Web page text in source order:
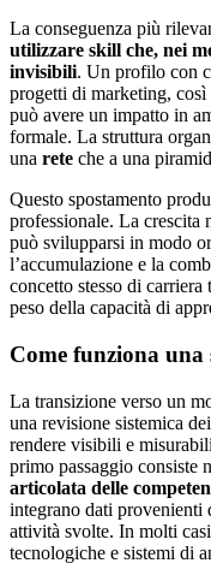
La conseguenza più
utilizzare skill che, nei
invisibili. Un profilo con
progetti di marketing,
può avere un impatto in
formale. La struttura
una rete che a una
Questo spostamento
professionale. La crescita
può svilupparsi in modo
l’accumulazione e la
concetto stesso di
peso della capacità di
Come funziona
La transizione verso un
una revisione sistemica
rendere visibili e
primo passaggio consiste
articolata delle
integrano dati provenienti
attività svolte. In molti
tecnologiche e sistemi di